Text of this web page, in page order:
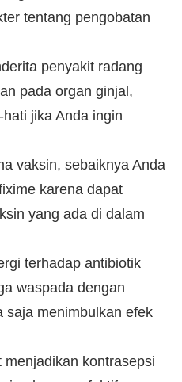
tentang pengobatan
penyakit radang
pada organ ginjal,
jika Anda ingin
vaksin, sebaiknya Anda
karena dapat
yang ada di dalam
terhadap antibiotik
waspada dengan
saja menimbulkan efek
kontrasepsi